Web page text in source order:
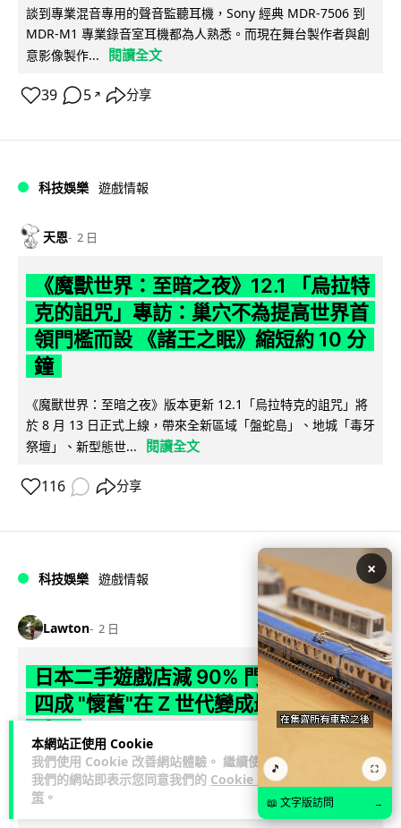
本網站正使用 Cookie
我們使用 Cookie 改善網站體驗。 繼續使用
我們的網站即表示您同意我們的 Cookie 政
策 。
談到專業混音專用的聲音監聽耳機，Sony 經典 MDR-7506 到
MDR-M1 專業錄音室耳機都為人熟悉。而現在舞台製作者與創
意影像製作...
閱讀全文
39 5 ↗ 分享
科技娛樂 遊戲情報
天恩 2 日
《魔獸世界：至暗之夜》12.1 「烏拉特
克的詛咒」專訪：巢穴不為提高世界首
領門檻而設 《諸王之眠》縮短約 10 分
鐘
《魔獸世界：至暗之夜》版本更新 12.1「烏拉特克的詛咒」將
於 8 月 13 日正式上線，帶來全新區域「盤蛇島」、地城「毒牙
祭壇」、新型態世...
閱讀全文
116 分享
科技娛樂 遊戲情報
Lawton 2 日
日本二手遊戲店減 90% 門市 業績反增
四成 "懷舊"在 Z 世代變成最潮「新鮮
感」
日本零售巨頭 GEO 將懷舊遊戲銷售門市從 1,000 間大幅減至
99 間，但銷售額卻不降反升至過往的 1.4 倍。做到「減店增
×
🎵 ⛶
📖 文字版訪問 →